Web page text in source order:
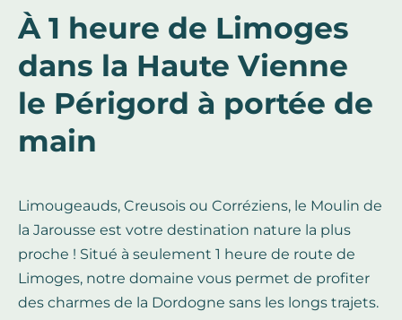
À 1 heure de Limoges
dans la Haute Vienne
le Périgord à portée de
main
Limougeauds, Creusois ou Corréziens, le Moulin de
la Jarousse est votre destination nature la plus
proche ! Situé à seulement 1 heure de route de
Limoges, notre domaine vous permet de profiter
des charmes de la Dordogne sans les longs trajets.